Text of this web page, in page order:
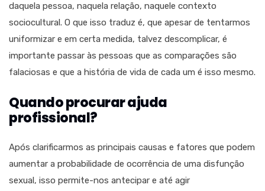
daquela pessoa, naquela relação, naquele contexto
sociocultural. O que isso traduz é, que apesar de tentarmos
uniformizar e em certa medida, talvez descomplicar, é
importante passar às pessoas que as comparações são
falaciosas e que a história de vida de cada um é isso mesmo.
Quando procurar ajuda
profissional?
Após clarificarmos as principais causas e fatores que podem
aumentar a probabilidade de ocorrência de uma disfunção
sexual, isso permite-nos antecipar e até agir